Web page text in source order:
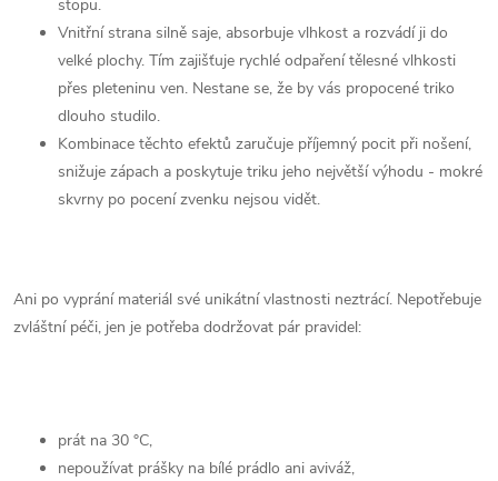
stopu.
Vnitřní strana silně saje, absorbuje vlhkost a rozvádí ji do
velké plochy. Tím zajišťuje rychlé odpaření tělesné vlhkosti
přes pleteninu ven. Nestane se, že by vás propocené triko
dlouho studilo.
Kombinace těchto efektů zaručuje příjemný pocit při nošení,
snižuje zápach a poskytuje triku jeho největší výhodu - mokré
skvrny po pocení zvenku nejsou vidět.
Ani po vyprání materiál své unikátní vlastnosti neztrácí. Nepotřebuje
zvláštní péči, jen je potřeba dodržovat pár pravidel:
prát na 30 °C,
nepoužívat prášky na bílé prádlo ani aviváž,